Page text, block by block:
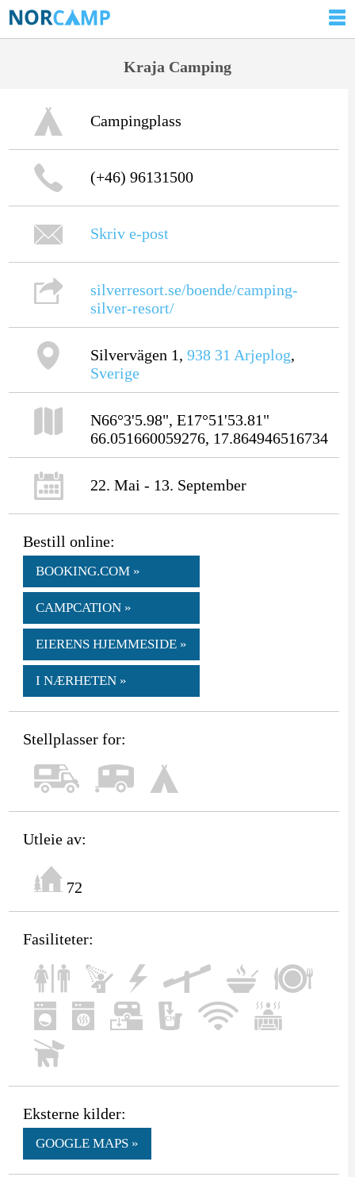
Kraja Camping
Campingplass
(+46) 96131500
Skriv e-post
silverresort.se/boende/camping-
silver-resort/
Silvervägen 1, 938 31 Arjeplog,
Sverige
N66°3'5.98", E17°51'53.81"
66.051660059276, 17.864946516734
22. Mai - 13. September
Bestill online:
BOOKING.COM »
CAMPCATION »
EIERENS HJEMMESIDE »
I NÆRHETEN »
Stellplasser for:
Utleie av:
72
Fasiliteter:
Eksterne kilder:
GOOGLE MAPS »